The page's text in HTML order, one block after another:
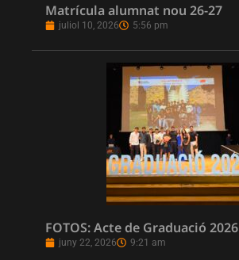
Matrícula alumnat nou 26-27
juliol 10, 2026 5:56 pm
FOTOS: Acte de Graduació 2026
juny 22, 2026 9:21 am